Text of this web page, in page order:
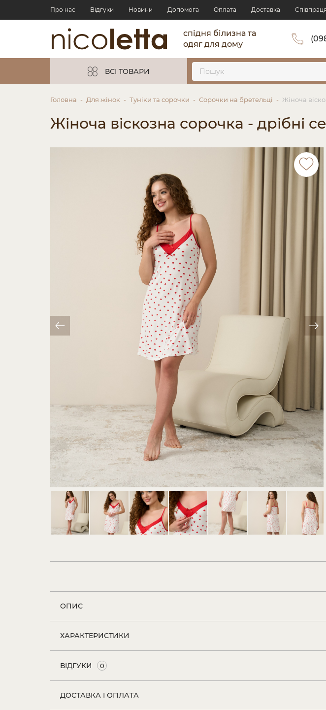
Про нас Відгуки Новини Допомога Оплата Доставка Cпівпраця
спідня білизна та
одяг для дому
ВСІ ТОВАРИ
Головна Для жінок Туніки та сорочки Сорочки на бретельці Жіноча
Жіноча віскозна сорочка - дрібні
ОПИС
ХАРАКТЕРИСТИКИ
ВІДГУКИ 0
ДОСТАВКА І ОПЛАТА